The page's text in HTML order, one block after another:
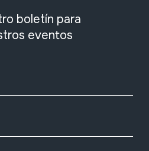
boletín para
eventos